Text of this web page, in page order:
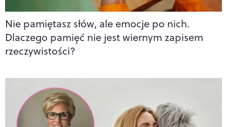
Nie pamiętasz słów, ale emocje po nich.
Dlaczego pamięć nie jest wiernym zapisem
rzeczywistości?